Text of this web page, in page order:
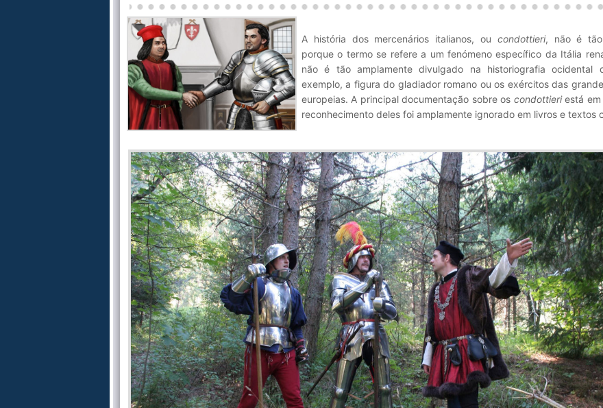
A história dos mercenários italianos, ou condottieri, não é tão
porque o termo se refere a um fenómeno específico da Itália
não é tão amplamente divulgado na historiografia ocidental
exemplo, a figura do gladiador romano ou os exércitos das
europeias. A principal documentação sobre os condottieriestá em
reconhecimento deles foi amplamente ignorado em livros e textos